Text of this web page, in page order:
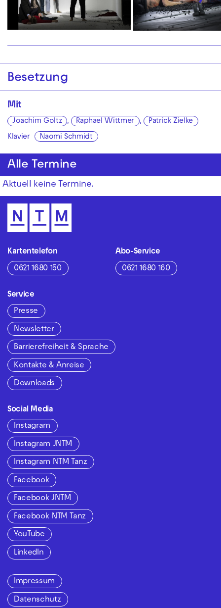
Besetzung
Mit
Joachim Goltz , Raphael Wittmer , Patrick Zielke
Klavier Naomi Schmidt
Alle Termine
Aktuell keine Termine.
Kartentelefon
0621 1680 150
Abo-Service
0621 1680 160
Service
Presse
Newsletter
Barrierefreiheit & Sprache
Kontakte & Anreise
Downloads
Social Media
Instagram
Instagram JNTM
Instagram NTM Tanz
Facebook
Facebook JNTM
Facebook NTM Tanz
YouTube
LinkedIn
Impressum
Datenschutz